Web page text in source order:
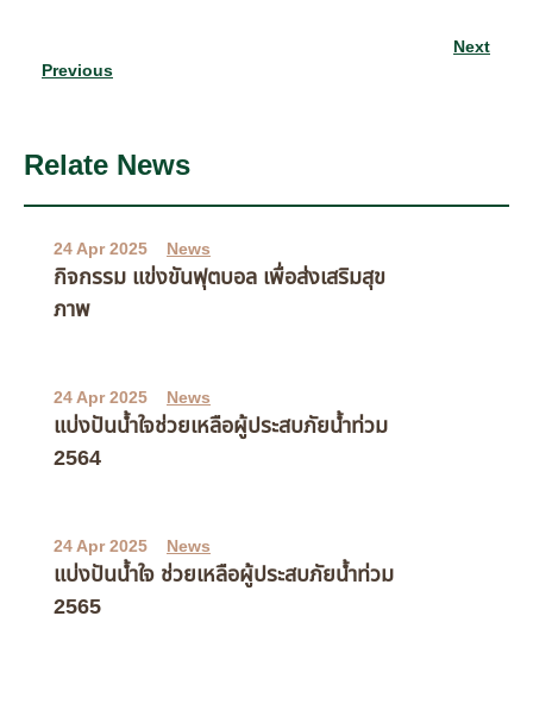
Previous
Next
Relate News
24 Apr 2025 News
กิจกรรม แข่งขันฟุตบอล เพื่อส่งเสริมสุข
ภาพ
24 Apr 2025 News
แบ่งปันน้ำใจช่วยเหลือผู้ประสบภัยน้ำท่วม
2564
24 Apr 2025 News
แบ่งปันน้ำใจ ช่วยเหลือผู้ประสบภัยน้ำท่วม
2565